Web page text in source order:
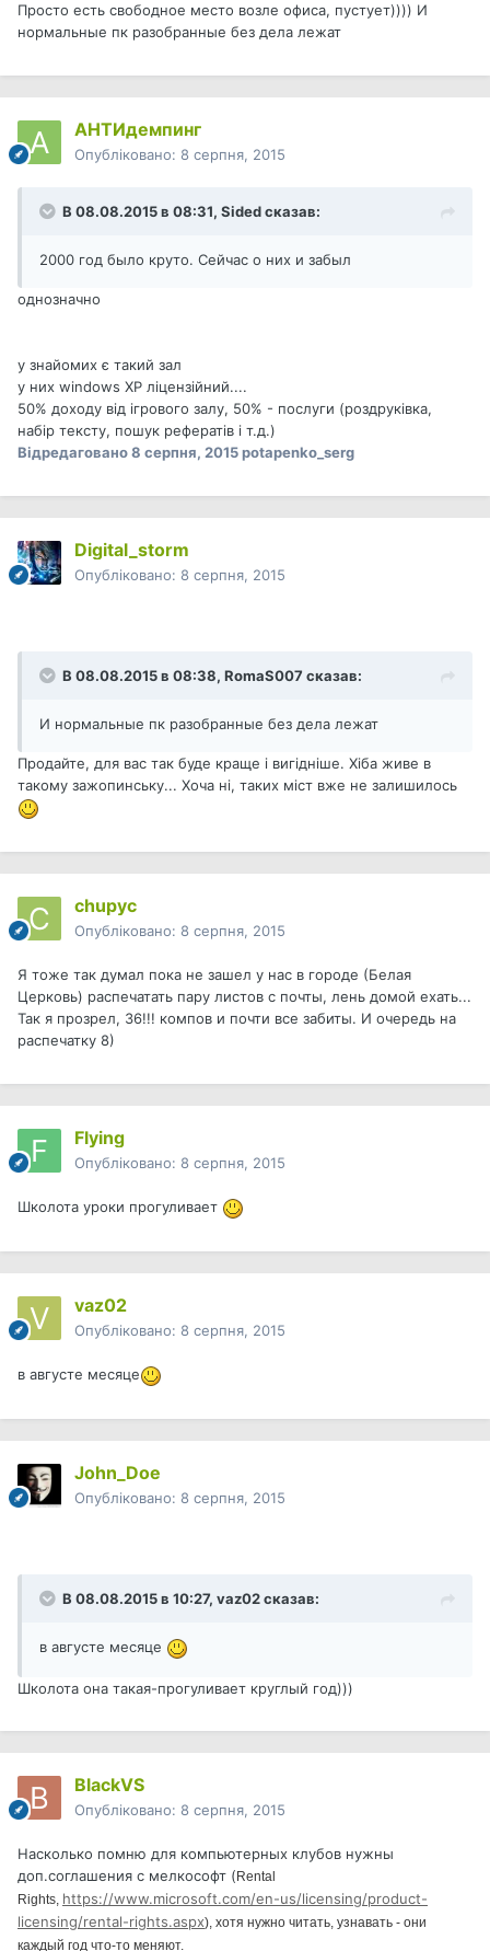
Просто есть свободное место возле офиса, пустует)))) И
нормальные пк разобранные без дела лежат
АНТИдемпинг
Опубліковано: 8 серпня, 2015
В 08.08.2015 в 08:31, Sided сказав:
2000 год было круто. Сейчас о них и забыл
однозначно
у знайомих є такий зал
у них windows XP ліцензійний....
50% доходу від ігрового залу, 50% - послуги (роздруківка,
набір тексту, пошук рефератів і т.д.)
Відредаговано8 серпня, 2015potapenko_serg
Digital_storm
Опубліковано: 8 серпня, 2015
В 08.08.2015 в 08:38, RomaS007 сказав:
И нормальные пк разобранные без дела лежат
Продайте, для вас так буде краще і вигідніше. Хіба живе в
такому зажопинську... Хоча ні, таких міст вже не залишилось
chupyc
Опубліковано: 8 серпня, 2015
Я тоже так думал пока не зашел у нас в городе (Белая
Церковь) распечатать пару листов с почты, лень домой ехать...
Так я прозрел, 36!!! компов и почти все забиты. И очередь на
распечатку 8)
Flying
Опубліковано: 8 серпня, 2015
Школота уроки прогуливает
vaz02
Опубліковано: 8 серпня, 2015
в августе месяце
John_Doe
Опубліковано: 8 серпня, 2015
В 08.08.2015 в 10:27, vaz02 сказав:
в августе месяце
Школота она такая-прогуливает круглый год)))
BlackVS
Опубліковано: 8 серпня, 2015
Насколько помню для компьютерных клубов нужны
доп.соглашения с мелкософт ( Rental
Rights, https://www.microsoft.com/en-us/licensing/product-
licensing/rental-rights.aspx), хотя нужно читать, узнавать - они
каждый год что-то меняют.